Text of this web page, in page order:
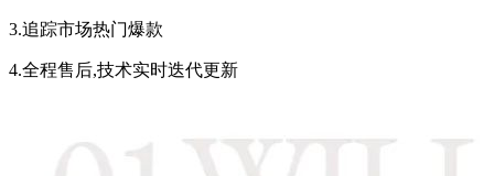
3.追踪市场热门爆款
4.全程售后,技术实时迭代更新